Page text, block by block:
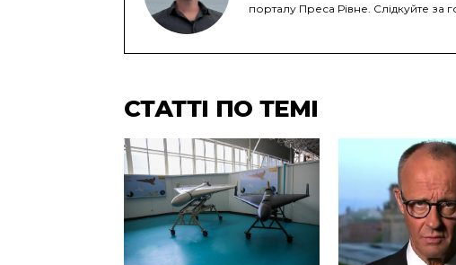
порталу Преса Рівне. Слідкуйте за
СТАТТІ ПО ТЕМІ